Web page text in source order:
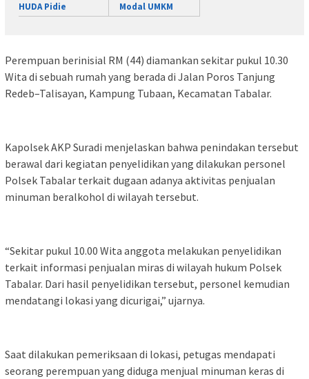
HUDA Pidie
Modal UMKM
Perempuan berinisial RM (44) diamankan sekitar pukul 10.30
Wita di sebuah rumah yang berada di Jalan Poros Tanjung
Redeb–Talisayan, Kampung Tubaan, Kecamatan Tabalar.
Kapolsek AKP Suradi menjelaskan bahwa penindakan tersebut
berawal dari kegiatan penyelidikan yang dilakukan personel
Polsek Tabalar terkait dugaan adanya aktivitas penjualan
minuman beralkohol di wilayah tersebut.
“Sekitar pukul 10.00 Wita anggota melakukan penyelidikan
terkait informasi penjualan miras di wilayah hukum Polsek
Tabalar. Dari hasil penyelidikan tersebut, personel kemudian
mendatangi lokasi yang dicurigai,” ujarnya.
Saat dilakukan pemeriksaan di lokasi, petugas mendapati
seorang perempuan yang diduga menjual minuman keras di